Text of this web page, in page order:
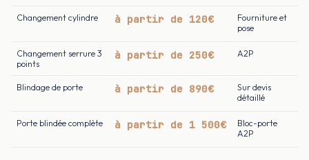
Changement cylindre à partir de 120€
Fourniture et
pose
Changement serrure 3
points
à partir de 250€ A2P
Blindage de porte à partir de 890€
Sur devis
détaillé
Porte blindée complète à partir de 1 500€
Bloc-porte
A2P